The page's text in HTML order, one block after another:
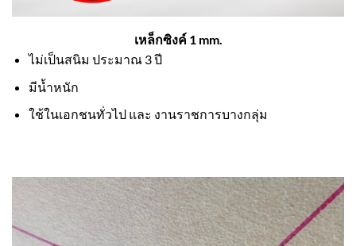
เหล็กซิงค์ 1 mm.
ไม่เป็นสนิม ประมาณ 3 ปี
มีน้ำหนัก
ใช้ในเอกชนทั่วไป และ งานราชการบางกลุ่ม